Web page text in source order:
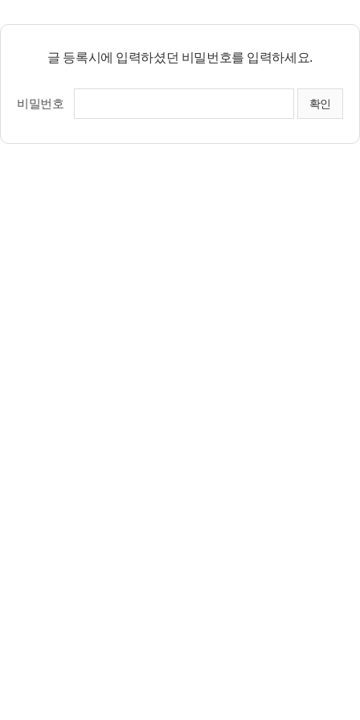
글 등록시에 입력하셨던 비밀번호를 입력하세요.
비밀번호